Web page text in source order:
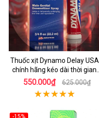
Thuốc xịt Dynamo Delay USA
chính hãng kéo dài thời gian
quan hệ
550.000₫ 625.000₫
-15%